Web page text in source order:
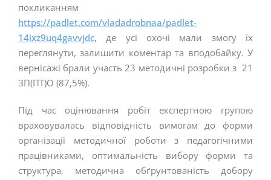
покликанням
https://padlet.com/vladadrobnaa/padlet-
14ixz9uq4gavvjdc, де усі охочі мали змогу їх
переглянути, залишити коментар та вподобайку. У
вернісажі брали участь 23 методичні розробки з 21
ЗП(ПТ)О (87,5%).
Під час оцінювання робіт експертною групою
враховувалась відповідність вимогам до форми
організації методичної роботи з педагогічними
працівниками, оптимальність вибору форми та
структура, методична обґрунтованість добору